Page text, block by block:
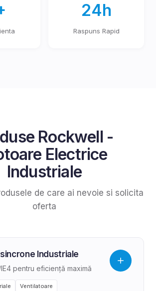
24h
Raspuns Rapid
Rockwell-
Electrice
Industriale
de care ai nevoie si solicita
oferta
Industriale
IE4 pentru eficiență maximă
Ventilatoare